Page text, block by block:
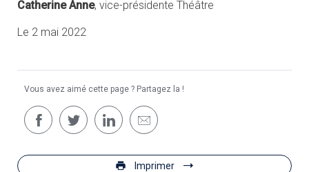
Catherine Anne, vice-présidente Théâtre
Le 2 mai 2022
Vous avez aimé cette page ? Partagez la !
Imprimer